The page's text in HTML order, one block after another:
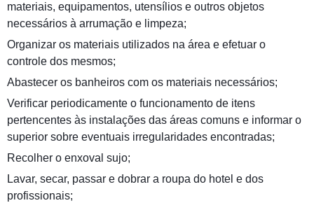
materiais, equipamentos, utensílios e outros objetos
necessários à arrumação e limpeza;
Organizar os materiais utilizados na área e efetuar o
controle dos mesmos;
Abastecer os banheiros com os materiais necessários;
Verificar periodicamente o funcionamento de itens
pertencentes às instalações das áreas comuns e informar o
superior sobre eventuais irregularidades encontradas;
Recolher o enxoval sujo;
Lavar, secar, passar e dobrar a roupa do hotel e dos
profissionais;